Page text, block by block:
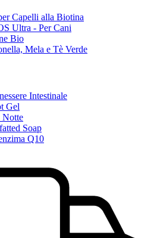
Capelli alla Biotina
Ultra - Per Cani
Bio
Mela e Tè Verde
Intestinale
Gel
Notte
Soap
Q10